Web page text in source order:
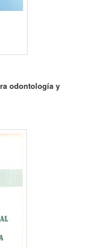
odontología y